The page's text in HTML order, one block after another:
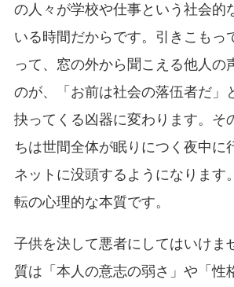
の人々が学校や仕事という社会的
いる時間だからです。引きこもっ
って、窓の外から聞こえる他人の
のが、「お前は社会の落伍者だ」
抉ってくる凶器に変わります。そ
ちは世間全体が眠りにつく夜中に
ネットに没頭するようになります
転の心理的な本質です。
子供を決して悪者にしてはいけま
質は「本人の意志の弱さ」や「性